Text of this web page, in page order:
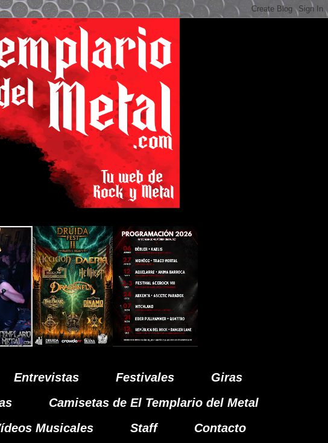
Entrevistas Festivales
Giras
Camisetas de El Templario del Metal
Musicales Staff
Contacto